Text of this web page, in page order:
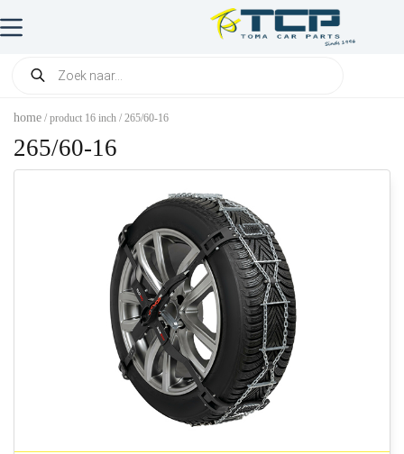
home / product 16 inch / 265/60-16
265/60-16